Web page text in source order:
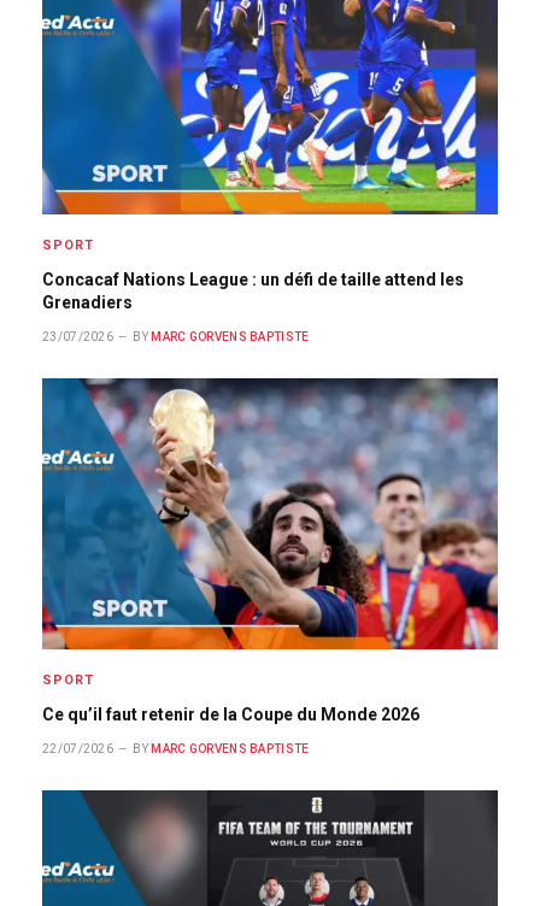
SPORT
Concacaf Nations League : un défi de taille attend les
Grenadiers
23/07/2026 BY MARC GORVENS BAPTISTE
SPORT
Ce qu’il faut retenir de la Coupe du Monde 2026
22/07/2026 BY MARC GORVENS BAPTISTE